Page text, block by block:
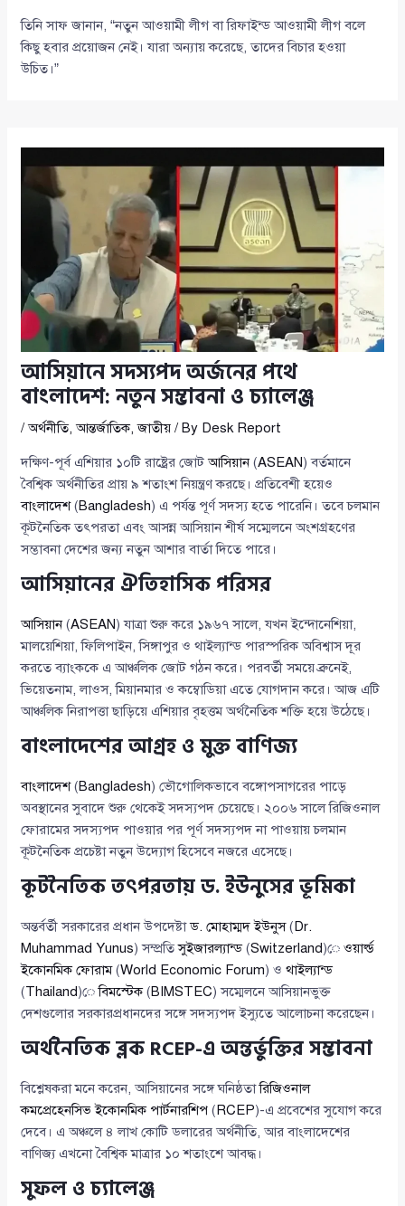
তিনি সাফ জানান, “নতুন আওয়ামী লীগ বা রিফাইন্ড আওয়ামী লীগ বলে
কিছু হবার প্রয়োজন নেই। যারা অন্যায় করেছে, তাদের বিচার হওয়া
উচিত।”
আসিয়ানে সদস্যপদ অর্জনের পথে
বাংলাদেশ: নতুন সম্ভাবনা ও চ্যালেঞ্জ
/অর্থনীতি,আন্তর্জাতিক,জাতীয় / By Desk Report
দক্ষিণ-পূর্ব এশিয়ার ১০টি রাষ্ট্রের জোটআসিয়ান(ASEAN) বর্তমানে
বৈশ্বিক অর্থনীতির প্রায় ৯ শতাংশ নিয়ন্ত্রণ করছে। প্রতিবেশী হয়েও
বাংলাদেশ(Bangladesh) এ পর্যন্ত পূর্ণ সদস্য হতে পারেনি। তবে চলমান
কূটনৈতিক তৎপরতা এবং আসন্ন আসিয়ান শীর্ষ সম্মেলনে অংশগ্রহণের
সম্ভাবনা দেশের জন্য নতুন আশার বার্তা দিতে পারে।
আসিয়ানের ঐতিহাসিক পরিসর
আসিয়ান(ASEAN) যাত্রা শুরু করে ১৯৬৭ সালে, যখন ইন্দোনেশিয়া,
মালয়েশিয়া, ফিলিপাইন, সিঙ্গাপুর ও থাইল্যান্ড পারস্পরিক অবিশ্বাস দূর
করতে ব্যাংককে এ আঞ্চলিক জোট গঠন করে। পরবর্তী সময়ে ব্রুনেই,
ভিয়েতনাম, লাওস, মিয়ানমার ও কম্বোডিয়া এতে যোগদান করে। আজ এটি
আঞ্চলিক নিরাপত্তা ছাড়িয়ে এশিয়ার বৃহত্তম অর্থনৈতিক শক্তি হয়ে উঠেছে।
বাংলাদেশের আগ্রহ ও মুক্ত বাণিজ্য
বাংলাদেশ(Bangladesh) ভৌগোলিকভাবে বঙ্গোপসাগরের পাড়ে
অবস্থানের সুবাদে শুরু থেকেই সদস্যপদ চেয়েছে। ২০০৬ সালে রিজিওনাল
ফোরামের সদস্যপদ পাওয়ার পর পূর্ণ সদস্যপদ না পাওয়ায় চলমান
কূটনৈতিক প্রচেষ্টা নতুন উদ্যোগ হিসেবে নজরে এসেছে।
কূটনৈতিক তৎপরতায় ড. ইউনুসের ভূমিকা
অন্তর্বর্তী সরকারের প্রধান উপদেষ্টাড. মোহাম্মদ ইউনুস( Dr.
Muhammad Yunus) সম্প্রতিসুইজারল্যান্ড(Switzerland)েওয়ার্ল্ড
ইকোনমিক ফোরাম(World Economic Forum) ওথাইল্যান্ড
(Thailand)েবিমস্টেক(BIMSTEC) সম্মেলনে আসিয়ানভুক্ত
দেশগুলোর সরকারপ্রধানদের সঙ্গে সদস্যপদ ইস্যুতে আলোচনা করেছেন।
অর্থনৈতিক ব্লক RCEP-এ অন্তর্ভুক্তির সম্ভাবনা
বিশ্লেষকরা মনে করেন, আসিয়ানের সঙ্গে ঘনিষ্ঠতারিজিওনাল
কমপ্রেহেনসিভ ইকোনমিক পার্টনারশিপ ( RCEP)-এ প্রবেশের সুযোগ করে
দেবে। এ অঞ্চলে ৪ লাখ কোটি ডলারের অর্থনীতি, আর বাংলাদেশের
বাণিজ্য এখনো বৈশ্বিক মাত্রার ১০ শতাংশে আবদ্ধ।
সুফল ও চ্যালেঞ্জ